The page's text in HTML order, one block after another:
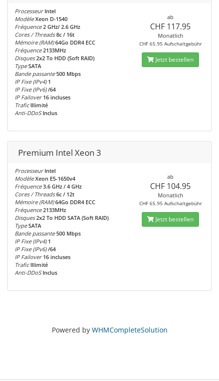
Processeur Intel
Modèle Xeon D-1540
Fréquence 2 GHz/ 2.6 GHz
Cores / Threads 8c / 16t
Mémoire (RAM) 64Go DDR4 ECC
Fréquence 2133MHz
Disques 2x2 To HDD (Soft RAID)
Type SATA
Bande passante 500 Mbps
IP Fixe (IPv4) 1
IP Fixe (IPv6) /64
IP Failover 16 incluses
Trafic Illimité
Anti-DDoS Inclus
ab
CHF 117.95
Monatlich
CHF 65.95 Aufschaltgebühr
Jetzt bestellen
Premium Intel Xeon 3
Processeur Intel
Modèle Xeon E5-1650v4
Fréquence 3.6 GHz / 4 GHz
Cores / Threads 6c / 12t
Mémoire (RAM) 64Go DDR4 ECC
Fréquence 2133MHz
Disques 2x2 To HDD SATA (Soft RAID)
Type SATA
Bande passante 500 Mbps
IP Fixe (IPv4) 1
IP Fixe (IPv6) /64
IP Failover 16 incluses
Trafic Illimité
Anti-DDoS Inclus
ab
CHF 104.95
Monatlich
CHF 65.95 Aufschaltgebühr
Jetzt bestellen
Powered by WHMCompleteSolution